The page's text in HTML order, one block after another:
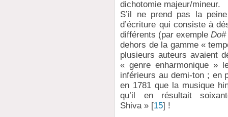
dichotomie majeur/mineur.
S’il ne prend pas la
d’écriture qui consiste à
différents (par exempleDo#
dehors de la gamme «
plusieurs auteurs avaient
« genre enharmonique »
inférieurs au demi-ton ; en
en 1781 que la musique
qu’il en résultait
Shiva » [15] !